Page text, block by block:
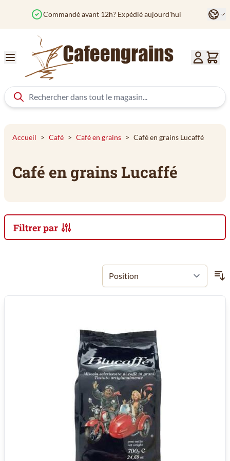
Commandé avant 12h? Expédié aujourd'hui
Accueil > Café > Café en grains > Café en grains Lucaffé
Café en grains Lucaffé
Filtrer par